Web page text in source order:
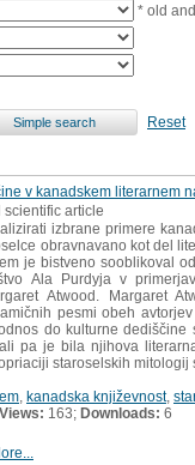
* old
Reset
v kanadskem literarnem
scientific article
izbrane primere
obravnavano kot del
je bistveno sooblikoval
Ala Purdyja v
Atwood. Margaret
pesmi obeh
do kulturne
pa je bila njihova
staroselskih
kanadska književnost,
Views: 163; Downloads: 6